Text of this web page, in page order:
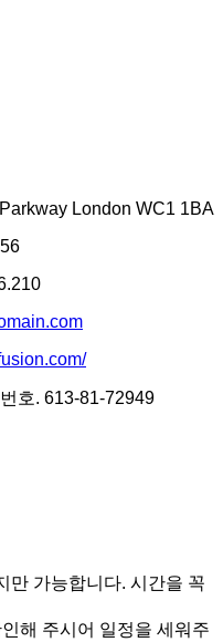
London WC1 1BA
호. 613-81-72949
만 가능합니다. 시간을 꼭
해 주시어 일정을 세워주